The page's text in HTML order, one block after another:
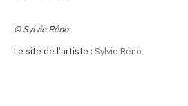
© Sylvie Réno
Le site de l’artiste : Sylvie Réno